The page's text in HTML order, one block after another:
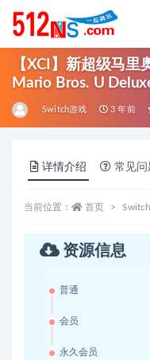
【XCI】新超级马
Mario Bros. U
Switch游戏 3 年前
详情介绍 常见问
当前位置： 首页
资源信息
普通
会员
永久会员